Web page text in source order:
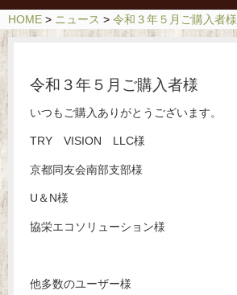
ニ
ュ
閉
HOME > ニュース > 令和３年５月ご購入者様
令和３年５月ご購入者様
いつもご購入ありがとうございます。
TRY VISION LLC様
京都同友会南部支部様
U＆N様
協栄エコソリューション様
他多数のユーザー様